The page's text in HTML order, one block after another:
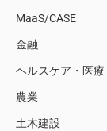
MaaS/CASE
金融
ヘルスケア・医療
農業
土木建設